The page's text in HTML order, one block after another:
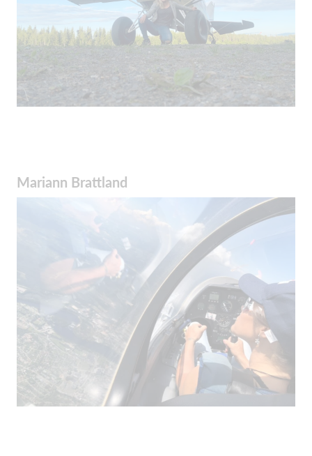
Mariann Brattland